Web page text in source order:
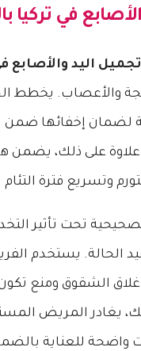
في تركيا
اليد والأصابع
والأعصاب. يخطط
لضمان إخفائها ضمن
علاوة على ذلك، يضمن
وتسريع فترة التئام
تحت تأثير
الحالة. يستخدم
الشقوق ومنع
يغادر المريض
واضحة للعناية